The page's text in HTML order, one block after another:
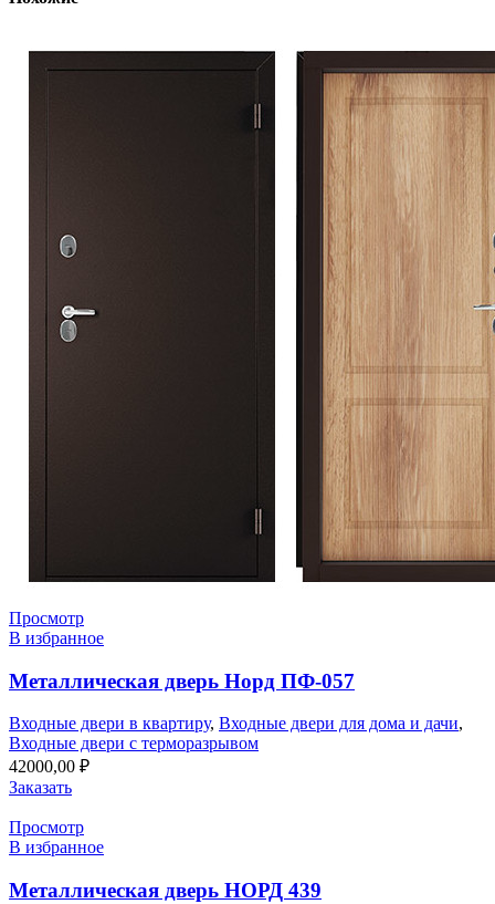
Просмотр
В избранное
Металлическая дверь Норд ПФ-057
Входные двери в квартиру, Входные двери для дома и дачи,
Входные двери с терморазрывом
42000,00 ₽
Заказать
Просмотр
В избранное
Металлическая дверь НОРД 439